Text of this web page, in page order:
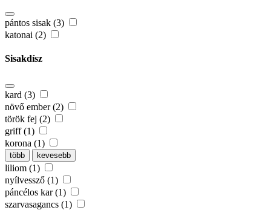
pántos sisak (3)
katonai (2)
Sisakdísz
kard (3)
növő ember (2)
török fej (2)
griff (1)
korona (1)
több kevesebb
liliom (1)
nyílvessző (1)
páncélos kar (1)
szarvasagancs (1)